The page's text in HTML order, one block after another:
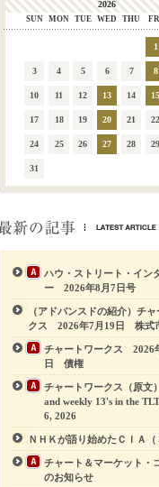
2026
SUN MON TUE WED THU
1
3 4 5 6 7 8
10 11 12 13 14 15
17 18 19 20 21 22
24 25 26 27 28 29
31
ハウ・ストリート・イン
ー 2026年8月7日号
（アドバンスドの紹介）チ
クス 2026年7月19日 株式
チャートワークス 2026
日 債権
チャートワークス（原
and weekly 13's in the
6, 2026
ＮＨＫが語り始めたＣＩＡ（
チャート＆マーケット・
のお知らせ